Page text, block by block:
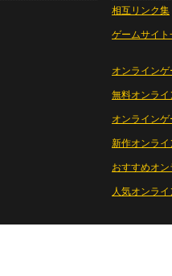
相互リンク集
ゲームサイト
オンラインゲ
無料オンライ
オンライン
新作オンライ
おすすめオ
人気オンラ